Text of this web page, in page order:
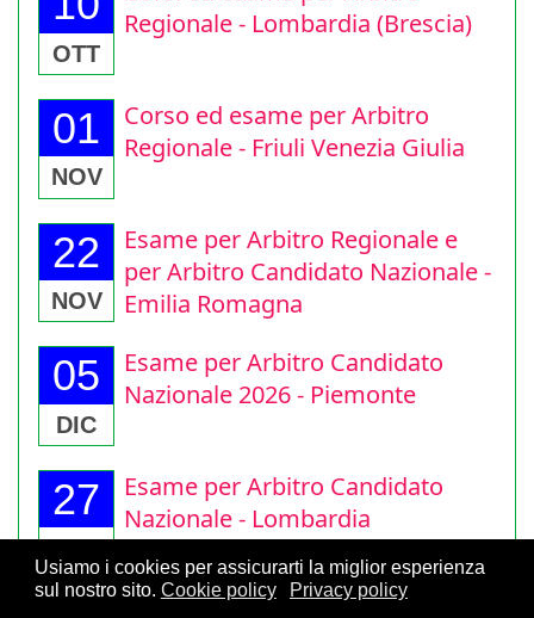
Usiamo i cookies per assicurarti la miglior esperienza
sul nostro sito. Cookie policy Privacy policy
10
OTT
Corsi ed esame per Arbitro
01
NOV
Corso ed esame per Arbitro
22
NOV
Esame per Arbitro Regionale e
per Arbitro Candidato Nazionale -
Emilia Romagna
05
DIC
Esame per Arbitro Candidato
27
DIC
Esame per Arbitro Candidato
Nazionale - Lombardia